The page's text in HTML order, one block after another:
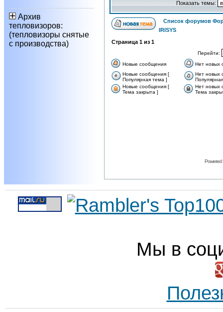
Архив
тепловизоров:
(тепловизоры снятые
с производства)
Показать темы:
Список форумов
IRISYS
Страница 1 из 1
Перейти:
Новые сообщения
Нет новых
Новые сообщения [
Популярная тема ]
Нет новых
Новые сообщения [
Тема закрыта ]
Нет новых
Тема
Powered
Мы в